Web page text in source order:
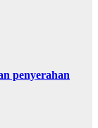
penyerahan